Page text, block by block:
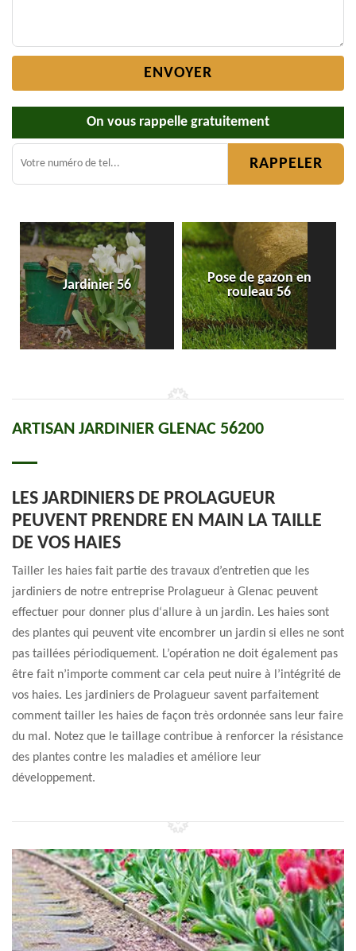
On vous rappelle gratuitement
Jardinier 56
Pose de gazon en
rouleau 56
ARTISAN JARDINIER GLENAC 56200
LES JARDINIERS DE PROLAGUEUR
PEUVENT PRENDRE EN MAIN LA TAILLE
DE VOS HAIES
Tailler les haies fait partie des travaux d’entretien que les
jardiniers de notre entreprise Prolagueur à Glenac peuvent
effectuer pour donner plus d‘allure à un jardin. Les haies sont
des plantes qui peuvent vite encombrer un jardin si elles ne sont
pas taillées périodiquement. L’opération ne doit également pas
être fait n’importe comment car cela peut nuire à l’intégrité de
vos haies. Les jardiniers de Prolagueur savent parfaitement
comment tailler les haies de façon très ordonnée sans leur faire
du mal. Notez que le taillage contribue à renforcer la résistance
des plantes contre les maladies et améliore leur
développement.